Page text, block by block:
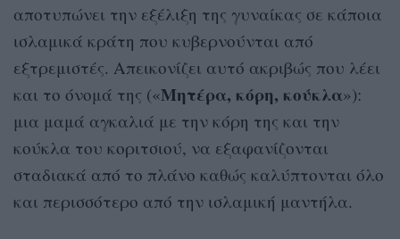
αποτυπώνει την εξέλιξη της γυναίκας σε κάποια
ισλαμικά κράτη που κυβερνούνται από
εξτρεμιστές. Απεικονίζει αυτό ακριβώς που λέει
και το όνομά της («Μητέρα, κόρη, κούκλα»):
μια μαμά αγκαλιά με την κόρη της και την
κούκλα του κοριτσιού, να εξαφανίζονται
σταδιακά από το πλάνο καθώς καλύπτονται όλο
και περισσότερο από την ισλαμική μαντήλα.